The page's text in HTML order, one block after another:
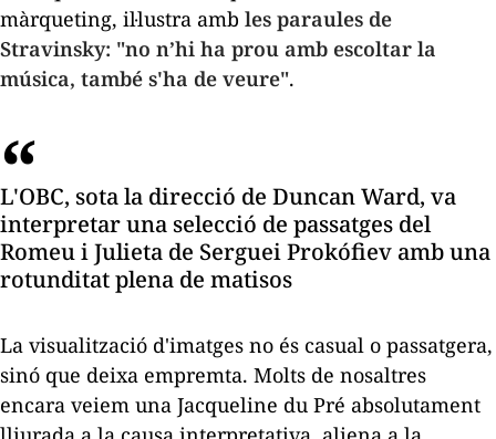
màrqueting, il·lustra amb les paraules de
Stravinsky: "no n’hi ha prou amb escoltar la
música, també s'ha de veure".
L'OBC, sota la direcció de Duncan Ward, va
interpretar una selecció de passatges del
Romeu i Julieta de Serguei Prokófiev amb una
rotunditat plena de matisos
La visualització d'imatges no és casual o passatgera,
sinó que deixa empremta. Molts de nosaltres
encara veiem una Jacqueline du Pré absolutament